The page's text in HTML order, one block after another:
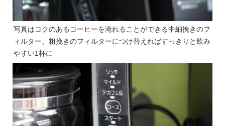
写真はコクのあるコーヒーを淹れることができる中細挽きのフ
ィルター。粗挽きのフィルターにつけ替えればすっきりと飲み
やすい1杯に